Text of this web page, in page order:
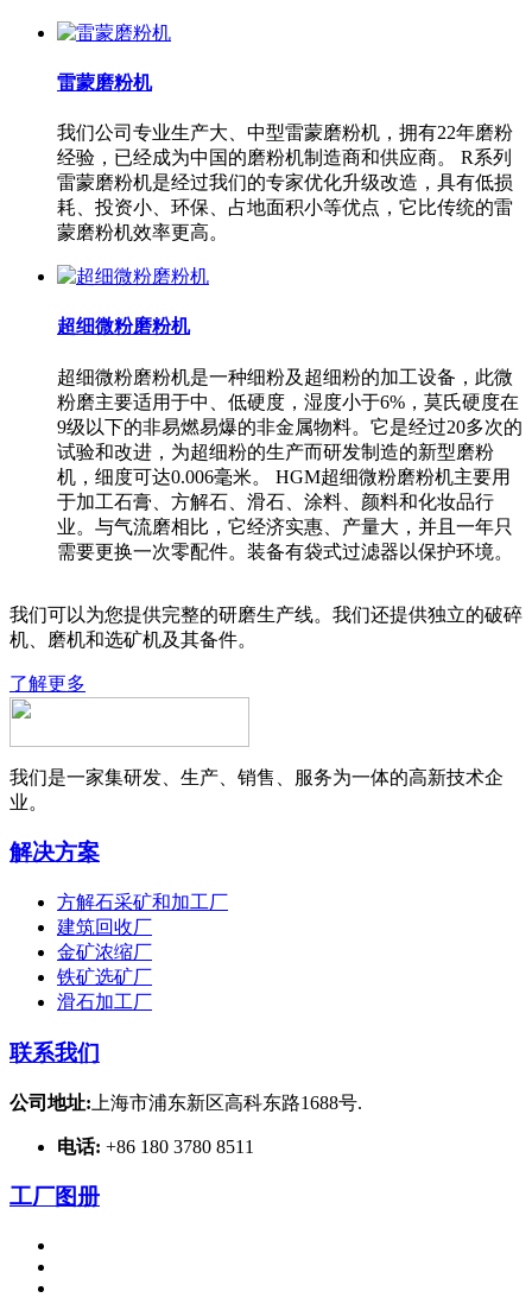
雷蒙磨粉机
我们公司专业生产大、中型雷蒙磨粉机，拥有22年磨粉
经验，已经成为中国的磨粉机制造商和供应商。 R系列
雷蒙磨粉机是经过我们的专家优化升级改造，具有低损
耗、投资小、环保、占地面积小等优点，它比传统的雷
蒙磨粉机效率更高。
超细微粉磨粉机
超细微粉磨粉机是一种细粉及超细粉的加工设备，此微
粉磨主要适用于中、低硬度，湿度小于6%，莫氏硬度在
9级以下的非易燃易爆的非金属物料。它是经过20多次的
试验和改进，为超细粉的生产而研发制造的新型磨粉
机，细度可达0.006毫米。 HGM超细微粉磨粉机主要用
于加工石膏、方解石、滑石、涂料、颜料和化妆品行
业。与气流磨相比，它经济实惠、产量大，并且一年只
需要更换一次零配件。装备有袋式过滤器以保护环境。
我们可以为您提供完整的研磨生产线。我们还提供独立的破碎
机、磨机和选矿机及其备件。
了解更多
我们是一家集研发、生产、销售、服务为一体的高新技术企
业。
解决方案
方解石采矿和加工厂
建筑回收厂
金矿浓缩厂
铁矿选矿厂
滑石加工厂
联系我们
公司地址: 上海市浦东新区高科东路1688号.
电话: +86 180 3780 8511
工厂图册